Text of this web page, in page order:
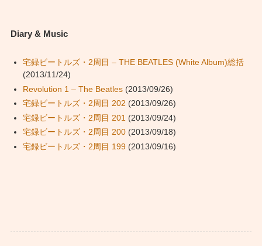
Diary & Music
宅録ビートルズ・2周目 – THE BEATLES (White Album)総括
(2013/11/24)
Revolution 1 – The Beatles(2013/09/26)
宅録ビートルズ・2周目 202 (2013/09/26)
宅録ビートルズ・2周目 201 (2013/09/24)
宅録ビートルズ・2周目 200(2013/09/18)
宅録ビートルズ・2周目 199(2013/09/16)